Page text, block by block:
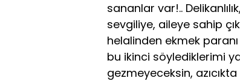
sananlar var!..
sevgiliye, aileye sahip
helalinden ekmek
bu ikinci söylediklerimi
gezmeyeceksin,